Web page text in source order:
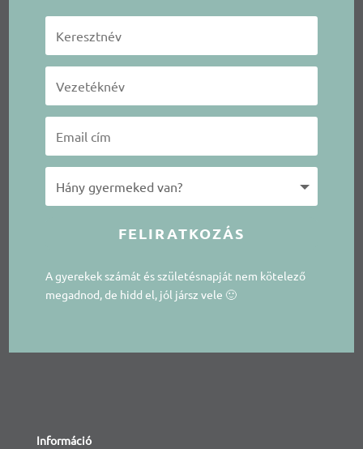
FELIRATKOZÁS
A gyerekek számát és születésnapját nem kötelező
megadnod, de hidd el, jól jársz vele 🙂
Információ